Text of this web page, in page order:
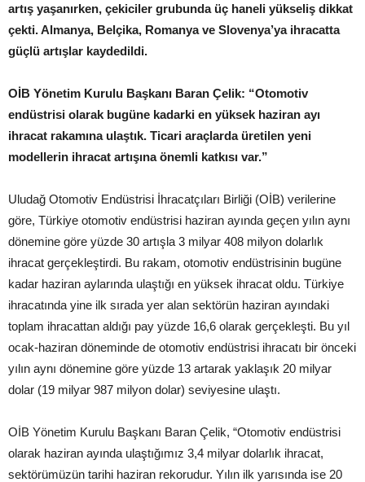
artış yaşanırken, çekiciler grubunda üç haneli yükseliş dikkat
çekti. Almanya, Belçika, Romanya ve Slovenya’ya ihracatta
güçlü artışlar kaydedildi.
OİB Yönetim Kurulu Başkanı Baran Çelik: “Otomotiv
endüstrisi olarak bugüne kadarki en yüksek haziran ayı
ihracat rakamına ulaştık. Ticari araçlarda üretilen yeni
modellerin ihracat artışına önemli katkısı var.”
Uludağ Otomotiv Endüstrisi İhracatçıları Birliği (OİB) verilerine
göre, Türkiye otomotiv endüstrisi haziran ayında geçen yılın aynı
dönemine göre yüzde 30 artışla 3 milyar 408 milyon dolarlık
ihracat gerçekleştirdi. Bu rakam, otomotiv endüstrisinin bugüne
kadar haziran aylarında ulaştığı en yüksek ihracat oldu. Türkiye
ihracatında yine ilk sırada yer alan sektörün haziran ayındaki
toplam ihracattan aldığı pay yüzde 16,6 olarak gerçekleşti. Bu yıl
ocak-haziran döneminde de otomotiv endüstrisi ihracatı bir önceki
yılın aynı dönemine göre yüzde 13 artarak yaklaşık 20 milyar
dolar (19 milyar 987 milyon dolar) seviyesine ulaştı.
OİB Yönetim Kurulu Başkanı Baran Çelik, “Otomotiv endüstrisi
olarak haziran ayında ulaştığımız 3,4 milyar dolarlık ihracat,
sektörümüzün tarihi haziran rekorudur. Yılın ilk yarısında ise 20